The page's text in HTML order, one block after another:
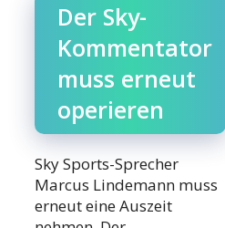
Der Sky-
Kommentator
muss erneut
operieren
Sky Sports-Sprecher
Marcus Lindemann muss
erneut eine Auszeit